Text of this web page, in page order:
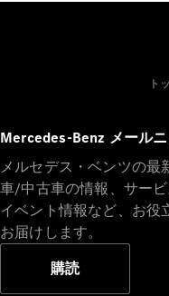
Cabriolet/
All
ト
Mercedes-Benz メール
メルセデス・ベンツの最
車/中古車の情報、サー
イベント情報など、お役
お届けします。
購読